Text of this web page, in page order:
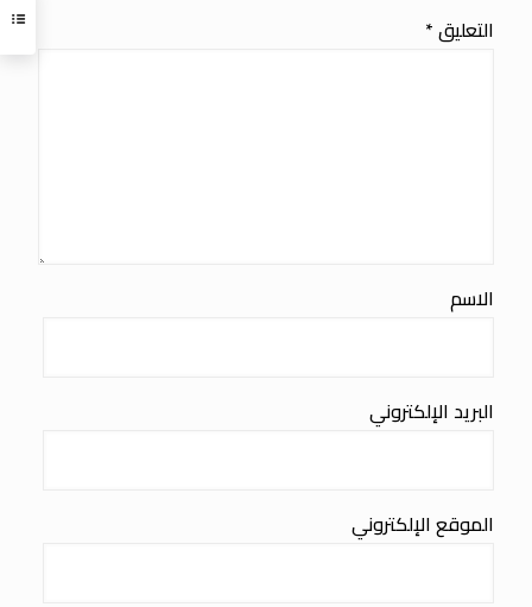
التعليق*
الاسم
البريد الإلكتروني
الموقع الإلكتروني